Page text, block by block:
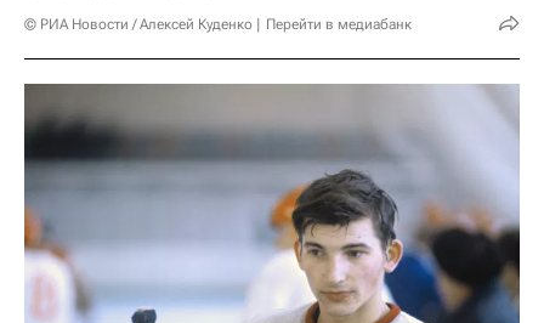
© РИА Новости / Алексей Куденко Перейти в медиабанк